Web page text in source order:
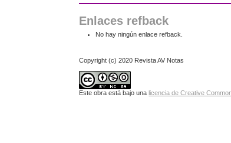
Enlaces refback
No hay ningún enlace refback.
Copyright (c) 2020 Revista AV Notas
Este obra está bajo una licencia de Creative